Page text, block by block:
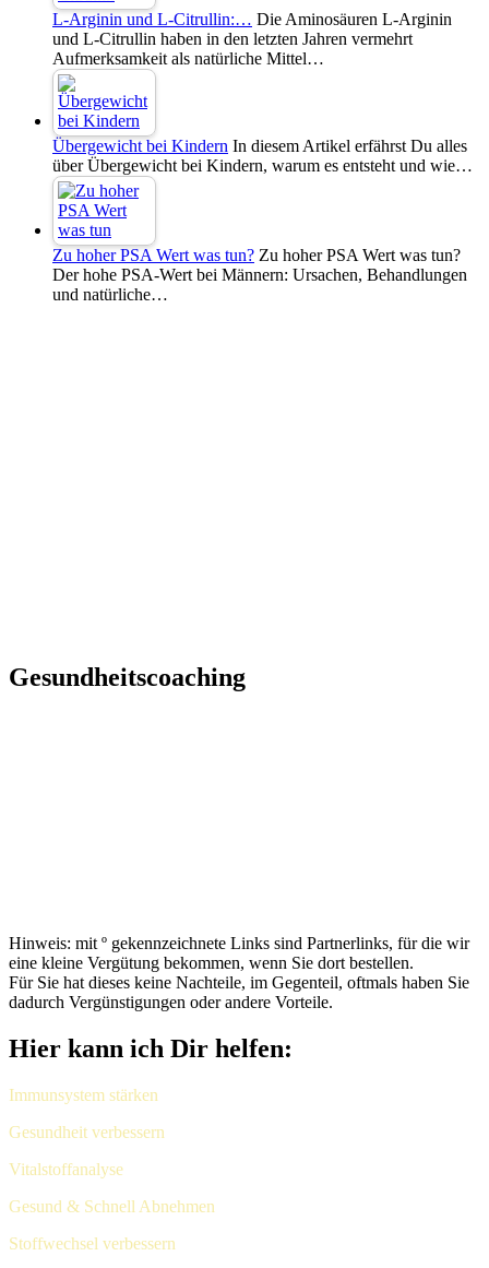
L-Arginin und L-Citrullin:… Die Aminosäuren L-Arginin
und L-Citrullin haben in den letzten Jahren vermehrt
Aufmerksamkeit als natürliche Mittel…
Übergewicht bei Kindern In diesem Artikel erfährst Du alles
über Übergewicht bei Kindern, warum es entsteht und wie…
Zu hoher PSA Wert was tun? Zu hoher PSA Wert was tun?
Der hohe PSA-Wert bei Männern: Ursachen, Behandlungen
und natürliche…
Gesundheitscoaching
Hinweis: mit º gekennzeichnete Links sind Partnerlinks, für die wir
eine kleine Vergütung bekommen, wenn Sie dort bestellen.
Für Sie hat dieses keine Nachteile, im Gegenteil, oftmals haben Sie
dadurch Vergünstigungen oder andere Vorteile.
Hier kann ich Dir helfen:
Immunsystem stärken
Gesundheit verbessern
Vitalstoffanalyse
Gesund & Schnell Abnehmen
Stoffwechsel verbessern